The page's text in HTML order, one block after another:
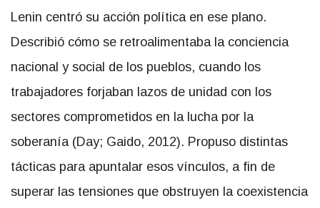
Lenin centró su acción política en ese plano.
Describió cómo se retroalimentaba la conciencia
nacional y social de los pueblos, cuando los
trabajadores forjaban lazos de unidad con los
sectores comprometidos en la lucha por la
soberanía (Day; Gaido, 2012). Propuso distintas
tácticas para apuntalar esos vínculos, a fin de
superar las tensiones que obstruyen la coexistencia